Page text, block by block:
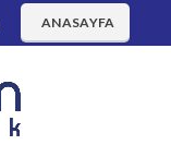
ANASAYFA